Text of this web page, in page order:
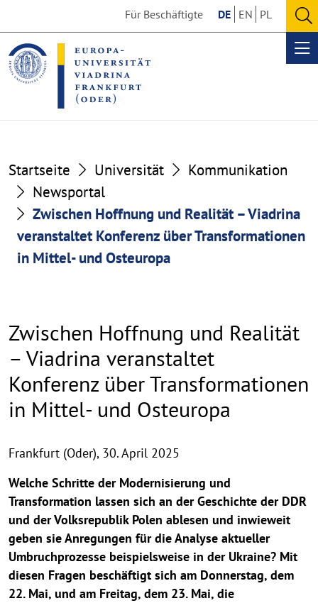
the
content
section
the
footer
section
Für Beschäftigte DE EN PL
Startseite Universität
Kommunikation
Newsportal
Zwischen Hoffnung und Realität – Viadrina
veranstaltet Konferenz über Transformationen
in Mittel- und Osteuropa
Zwischen Hoffnung und Realität
– Viadrina veranstaltet
Konferenz über Transformationen
in Mittel- und Osteuropa
Frankfurt (Oder), 30. April 2025
Welche Schritte der Modernisierung und
Transformation lassen sich an der Geschichte der DDR
und der Volksrepublik Polen ablesen und inwieweit
geben sie Anregungen für die Analyse aktueller
Umbruchprozesse beispielsweise in der Ukraine? Mit
diesen Fragen beschäftigt sich am Donnerstag, dem
22. Mai, und am Freitag, dem 23. Mai, die